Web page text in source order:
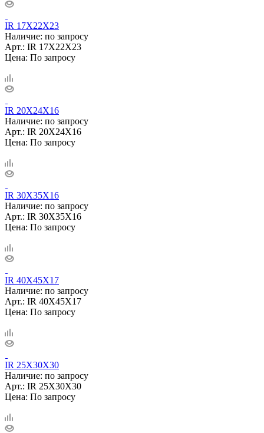
IR 17X22X23
Наличие: по запросу
Арт.: IR 17X22X23
Цена: По запросу
IR 20X24X16
Наличие: по запросу
Арт.: IR 20X24X16
Цена: По запросу
IR 30X35X16
Наличие: по запросу
Арт.: IR 30X35X16
Цена: По запросу
IR 40X45X17
Наличие: по запросу
Арт.: IR 40X45X17
Цена: По запросу
IR 25X30X30
Наличие: по запросу
Арт.: IR 25X30X30
Цена: По запросу